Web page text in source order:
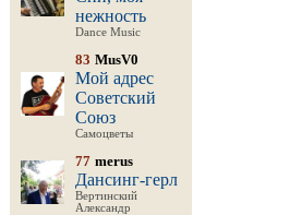
нежность
Dance Music
83 MusV0
Мой адрес
Советский
Союз
Самоцветы
77 merus
Дансинг-герл
Вертинский
Александр